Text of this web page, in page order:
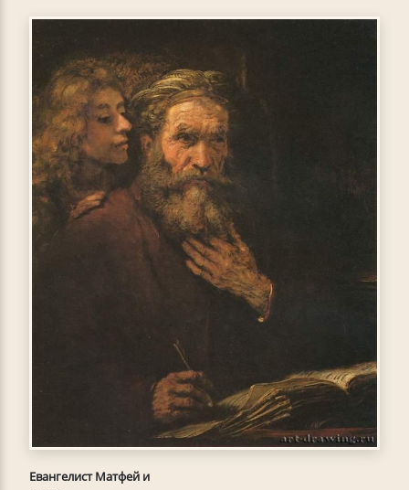
Евангелист Матфей и